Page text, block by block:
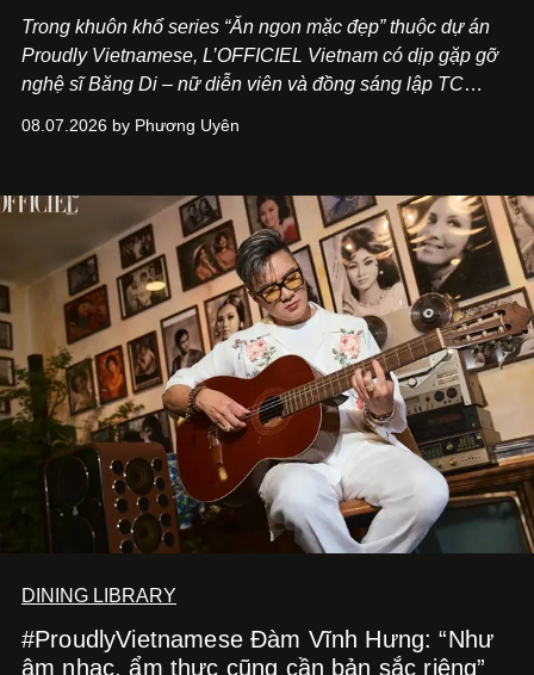
Trong khuôn khổ series “Ăn ngon mặc đẹp” thuộc dự án
Proudly Vietnamese, L’OFFICIEL Vietnam có dịp gặp gỡ
nghệ sĩ Băng Di – nữ diễn viên và đồng sáng lập TC
Kitchen Bar và SALEM tại TP.HCM.
08.07.2026 by Phương Uyên
DINING LIBRARY
#ProudlyVietnamese Đàm Vĩnh Hưng: “Như
âm nhạc, ẩm thực cũng cần bản sắc riêng”